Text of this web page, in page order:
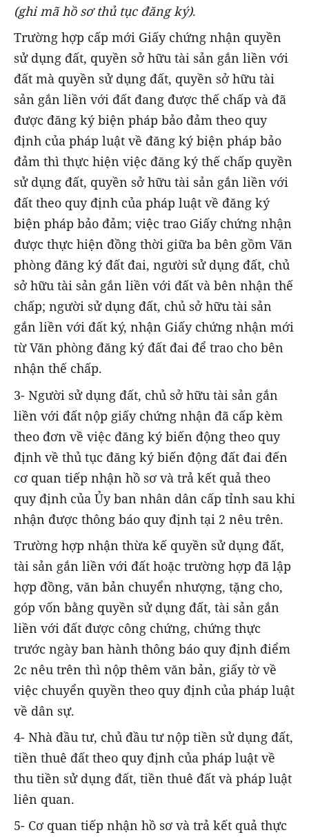
(ghi mã hồ sơ thủ tục đăng ký).
Trường hợp cấp mới Giấy chứng nhận quyền
sử dụng đất, quyền sở hữu tài sản gắn liền với
đất mà quyền sử dụng đất, quyền sở hữu tài
sản gắn liền với đất đang được thế chấp và đã
được đăng ký biện pháp bảo đảm theo quy
định của pháp luật về đăng ký biện pháp bảo
đảm thì thực hiện việc đăng ký thế chấp quyền
sử dụng đất, quyền sở hữu tài sản gắn liền với
đất theo quy định của pháp luật về đăng ký
biện pháp bảo đảm; việc trao Giấy chứng nhận
được thực hiện đồng thời giữa ba bên gồm Văn
phòng đăng ký đất đai, người sử dụng đất, chủ
sở hữu tài sản gắn liền với đất và bên nhận thế
chấp; người sử dụng đất, chủ sở hữu tài sản
gắn liền với đất ký, nhận Giấy chứng nhận mới
từ Văn phòng đăng ký đất đai để trao cho bên
nhận thế chấp.
3- Người sử dụng đất, chủ sở hữu tài sản gắn
liền với đất nộp giấy chứng nhận đã cấp kèm
theo đơn về việc đăng ký biến động theo quy
định về thủ tục đăng ký biến động đất đai đến
cơ quan tiếp nhận hồ sơ và trả kết quả theo
quy định của Ủy ban nhân dân cấp tỉnh sau khi
nhận được thông báo quy định tại 2 nêu trên.
Trường hợp nhận thừa kế quyền sử dụng đất,
tài sản gắn liền với đất hoặc trường hợp đã lập
hợp đồng, văn bản chuyển nhượng, tặng cho,
góp vốn bằng quyền sử dụng đất, tài sản gắn
liền với đất được công chứng, chứng thực
trước ngày ban hành thông báo quy định điểm
2c nêu trên thì nộp thêm văn bản, giấy tờ về
việc chuyển quyền theo quy định của pháp luật
về dân sự.
4- Nhà đầu tư, chủ đầu tư nộp tiền sử dụng đất,
tiền thuê đất theo quy định của pháp luật về
thu tiền sử dụng đất, tiền thuê đất và pháp luật
liên quan.
5- Cơ quan tiếp nhận hồ sơ và trả kết quả thực